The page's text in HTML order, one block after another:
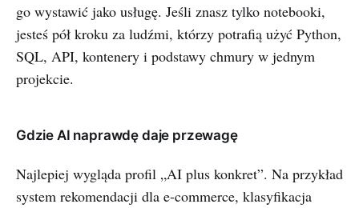
go wystawić jako usługę. Jeśli znasz tylko notebooki,
jesteś pół kroku za ludźmi, którzy potrafią użyć Python,
SQL, API, kontenery i podstawy chmury w jednym
projekcie.
Gdzie AI naprawdę daje przewagę
Najlepiej wygląda profil „AI plus konkret”. Na przykład
system rekomendacji dla e-commerce, klasyfikacja